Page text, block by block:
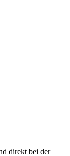
direkt bei der